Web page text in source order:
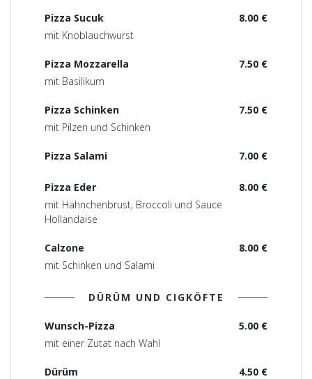
8.00 €
Pizza Sucuk
mit Knoblauchwurst
7.50 €
Pizza Mozzarella
mit Basilikum
7.50 €
Pizza Schinken
mit Pilzen und Schinken
7.00 €
Pizza Salami
8.00 €
Pizza Eder
mit Hähnchenbrust, Broccoli und Sauce
Hollandaise
8.00 €
Calzone
mit Schinken und Salami
DÜRÜM UND CIGKÖFTE
5.00 €
Wunsch-Pizza
mit einer Zutat nach Wahl
4.50 €
Dürüm